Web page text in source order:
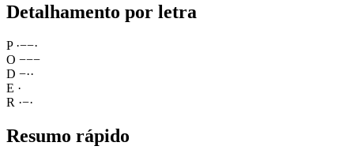
Detalhamento por letra
P ·−−·
O −−−
D −··
E ·
R ·−·
Resumo rápido